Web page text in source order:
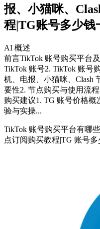
报、小猫咪、
程|TG账号多少钱
AI 概述
前言TikTok 账号购买平台
TikTok 账号2. TikTok 账号
机、电报、小猫咪、Clash
要性2. 节点购买与使用流
购买建议1. TG 账号价格
验与实操...
TikTok 账号购买平台有哪
点订阅购买教程|TG 账号